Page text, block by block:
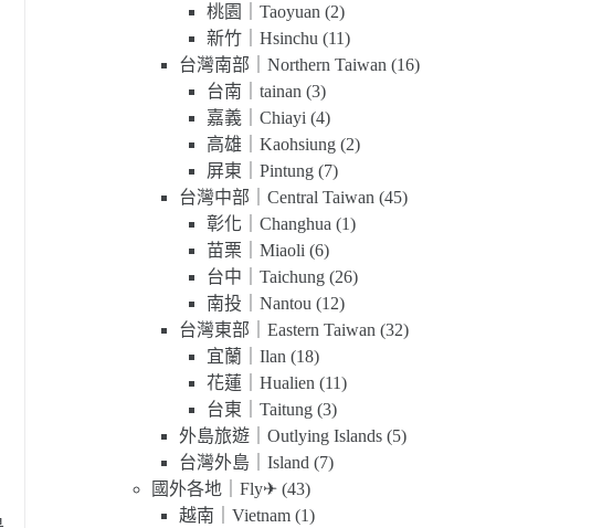
桃園｜Taoyuan (2)
新竹｜Hsinchu (11)
台灣南部｜Northern Taiwan (16)
台南｜tainan (3)
嘉義｜Chiayi (4)
高雄｜Kaohsiung(2)
屏東｜Pintung(7)
台灣中部｜Central Taiwan (45)
彰化｜Changhua (1)
苗栗｜Miaoli (6)
台中｜Taichung(26)
南投｜Nantou (12)
台灣東部｜Eastern Taiwan (32)
宜蘭｜Ilan (18)
花蓮｜Hualien (11)
台東｜Taitung(3)
外島旅遊｜Outlying Islands(5)
台灣外島｜Island (7)
國外各地｜Fly✈(43)
越南｜Vietnam(1)